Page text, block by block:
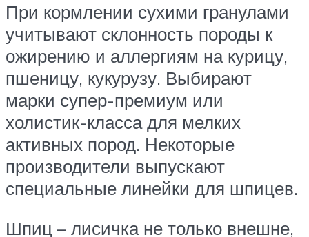
При кормлении сухими гранулами
учитывают склонность породы к
ожирению и аллергиям на курицу,
пшеницу, кукурузу. Выбирают
марки супер-премиум или
холистик-класса для мелких
активных пород. Некоторые
производители выпускают
специальные линейки для шпицев.
Шпиц – лисичка не только внешне,